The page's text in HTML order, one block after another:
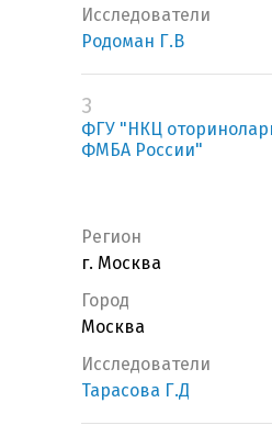
Исследователи
Родоман Г.В
3
ФГУ "НКЦ
ФМБА России"
Регион
г. Москва
Город
Москва
Исследователи
Тарасова Г.Д